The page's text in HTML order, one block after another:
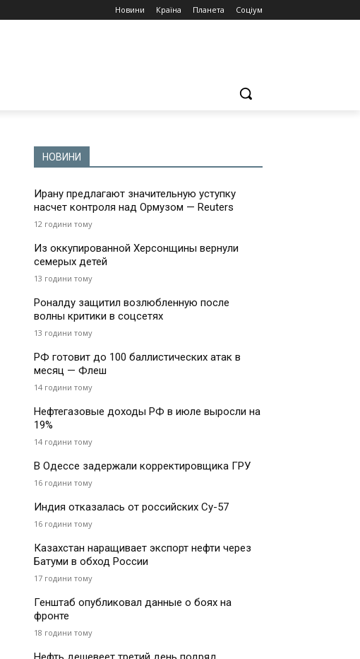
Новини Країна Планета Соціум
НОВИНИ
Ирану предлагают значительную уступку
насчет контроля над Ормузом — Reuters
12 години тому
Из оккупированной Херсонщины вернули
семерых детей
13 години тому
Роналду защитил возлюбленную после
волны критики в соцсетях
13 години тому
РФ готовит до 100 баллистических атак в
месяц — Флеш
14 години тому
Нефтегазовые доходы РФ в июле выросли на
19%
14 години тому
В Одессе задержали корректировщика ГРУ
16 години тому
Индия отказалась от российских Су-57
16 години тому
Казахстан наращивает экспорт нефти через
Батуми в обход России
17 години тому
Генштаб опубликовал данные о боях на
фронте
18 години тому